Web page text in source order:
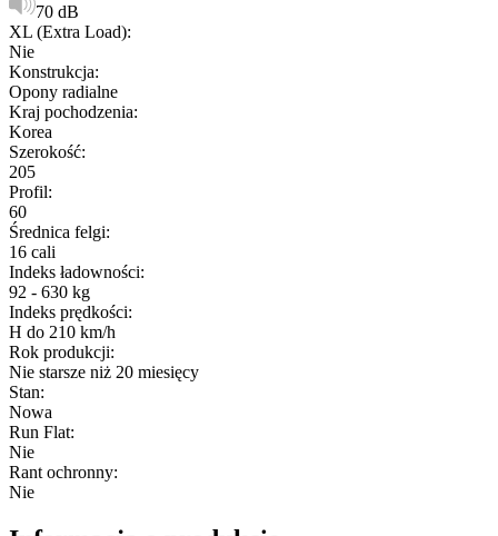
70 dB
XL (Extra Load):
Nie
Konstrukcja:
Opony radialne
Kraj pochodzenia:
Korea
Szerokość:
205
Profil:
60
Średnica felgi:
16 cali
Indeks ładowności:
92 - 630 kg
Indeks prędkości:
H do 210 km/h
Rok produkcji:
Nie starsze niż 20 miesięcy
Stan:
Nowa
Run Flat:
Nie
Rant ochronny:
Nie